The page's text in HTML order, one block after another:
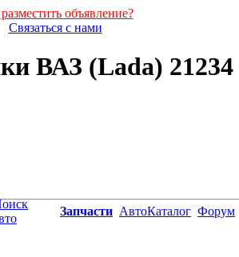
объявление?
Связаться с нами
ВАЗ (Lada) 21234
Запчасти АвтоКаталог Форум